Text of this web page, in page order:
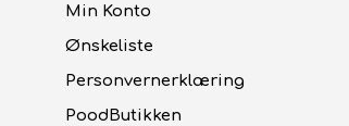
Min Konto
Ønskeliste
Personvernerklæring
PoodButikken